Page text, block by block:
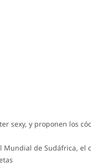
sexy, y proponen los
Mundial de Sudáfrica, el